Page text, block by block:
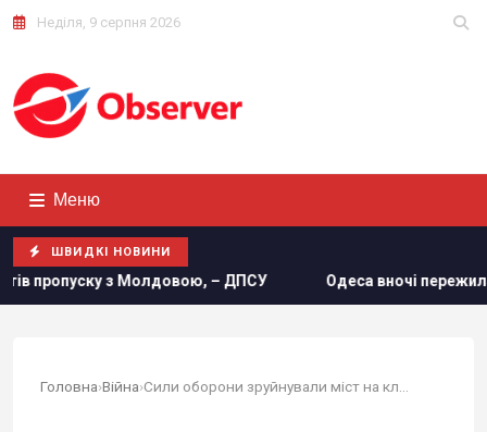
Неділя, 9 серпня 2026
Меню
ШВИДКІ НОВИНИ
ДПСУ Одеса вночі пережила наймасштабніший удар за
Головна›Війна›